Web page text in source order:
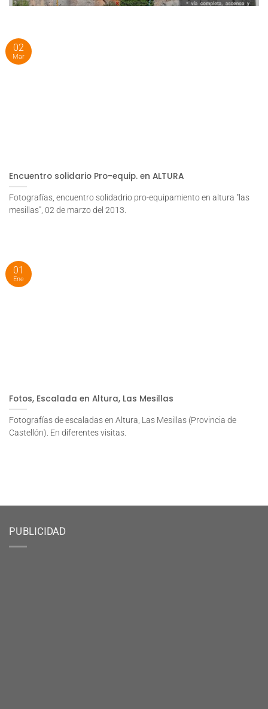
Encuentro solidario Pro-equip. en ALTURA
Fotografías, encuentro solidadrio pro-equipamiento en altura "las
mesillas", 02 de marzo del 2013.
02
Mar
Fotos, Escalada en Altura, Las Mesillas
Fotografías de escaladas en Altura, Las Mesillas (Provincia de
Castellón). En diferentes visitas.
01
Ene
PUBLICIDAD